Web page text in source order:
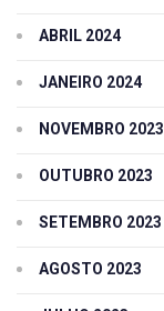
ABRIL 2024
JANEIRO 2024
NOVEMBRO 2023
OUTUBRO 2023
SETEMBRO 2023
AGOSTO 2023